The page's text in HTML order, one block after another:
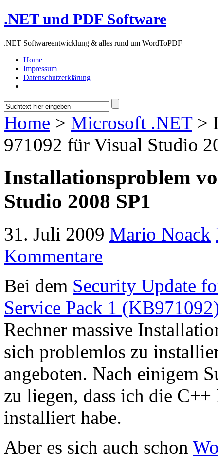
.NET und PDF Software
.NET Softwareentwicklung & alles rund um WordToPDF
Home
Impressum
Datenschutzerklärung
Home > Microsoft .NET>
971092 für Visual Studio
Installationsproblem
Studio 2008 SP1
31. Juli 2009 Mario Noack
Kommentare
Bei dem Security Update
Service Pack 1
Rechner massive
sich problemlos zu
angeboten. Nach einigem
zu liegen, dass ich die
installiert habe.
Aber es sich auch schon